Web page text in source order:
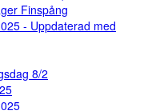
Finspång
- Uppdaterad med
8/2